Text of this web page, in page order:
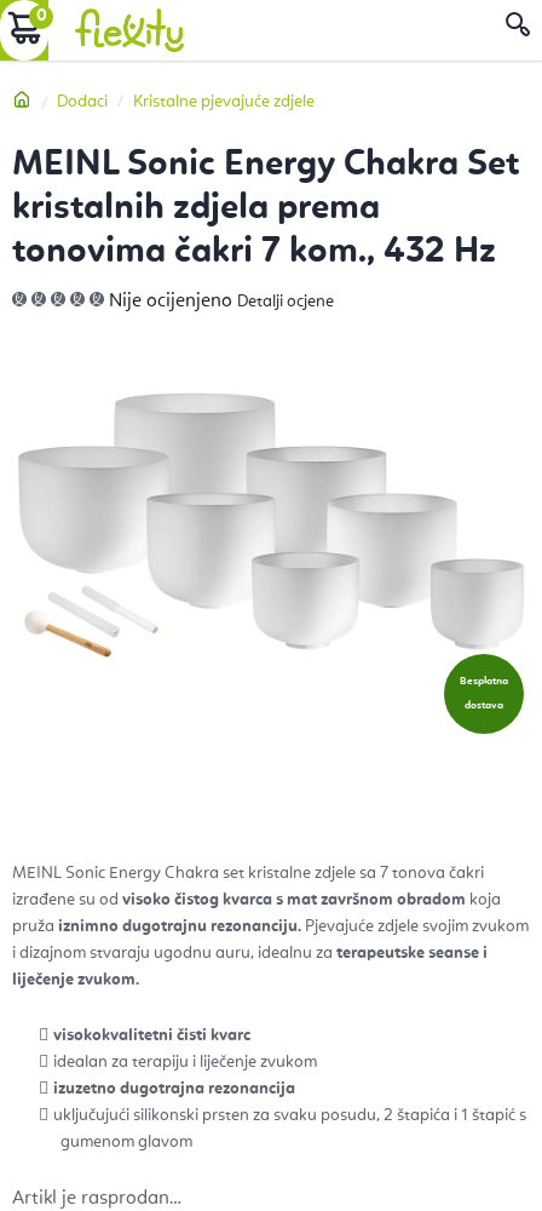
Preskoči
na
KOŠARICA
Početna
Dodaci Kristalne pjevajuće zdjele
MEINL Sonic Energy Chakra set kristalne zdjele sa 7 tonova čakri
izrađene su od visoko čistog kvarca s mat završnom obradom koja
pruža iznimno dugotrajnu rezonanciju. Pjevajuće zdjele svojim zvukom
i dizajnom stvaraju ugodnu auru, idealnu za terapeutske seanse i
liječenje zvukom.
visokokvalitetni čisti kvarc
idealan za terapiju i liječenje zvukom
izuzetno dugotrajna rezonancija
uključujući silikonski prsten za svaku posudu, 2 štapića i 1 štapić s
gumenom glavom
Artikl je rasprodan…
MEINL Sonic Energy Chakra Set
kristalnih zdjela prema
tonovima čakri 7 kom., 432 Hz
Prosječna
ocjena
zvjezdica.
Nije ocijenjeno Detalji ocjene
Besplatna
dostava